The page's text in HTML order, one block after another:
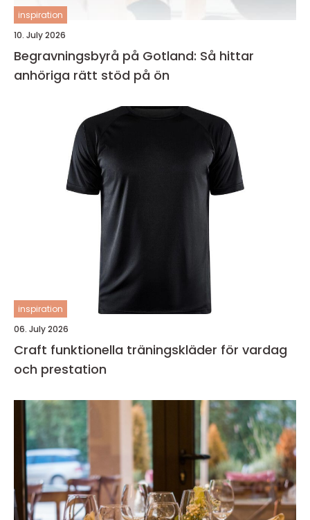
inspiration
10. July 2026
Begravningsbyrå på Gotland: Så hittar
anhöriga rätt stöd på ön
inspiration
06. July 2026
Craft funktionella träningskläder för vardag
och prestation